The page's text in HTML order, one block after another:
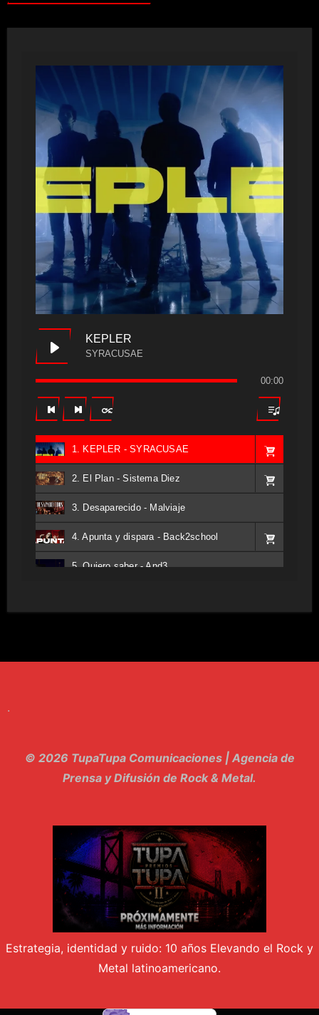
KEPLER
SYRACUSAE
00:00
1. KEPLER - SYRACUSAE
2. El Plan - Sistema Diez
3. Desaparecido - Malviaje
4. Apunta y dispara - Back2school
5. Quiero saber - And3
14. Llanto en el Cielo - Carmaleon
15. Pachakuti - Pleia
16. Demuestro Mi Fe - Epidemia Rapcore
17. Kamikaze - La Pvta Electrica
18. El diablo esta en bora bora - El Sr Jada y los ultimos de la cuadra
.
© 2026 TupaTupa Comunicaciones | Agencia de
Prensa y Difusión de Rock & Metal.
Estrategia, identidad y ruido: 10 años Elevando el Rock y
Metal latinoamericano.